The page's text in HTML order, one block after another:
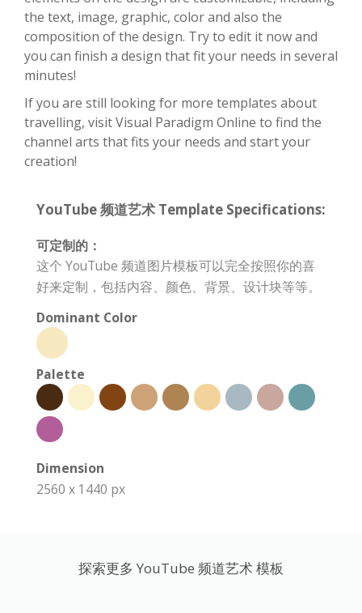
the text, image, graphic, color and also the
composition of the design. Try to edit it now and
you can finish a design that fit your needs in several
minutes!
If you are still looking for more templates about
travelling, visit Visual Paradigm Online to find the
channel arts that fits your needs and start your
creation!
YouTube 频道艺术 Template Specifications:
可定制的：
这个 YouTube 频道图片模板可以完全按照你的喜
好来定制，包括内容、颜色、背景、设计块等等。
Dominant Color
Palette
Dimension
2560 x 1440 px
探索更多 YouTube 频道艺术 模板